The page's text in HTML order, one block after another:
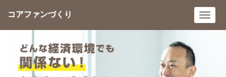
コアファンづくり